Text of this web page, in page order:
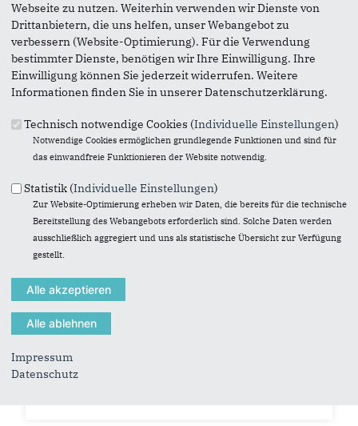
18.06.2020
CDU will vielfältige Hilfen für
Selbständige und Betriebe
Die CDU-Fraktion im Gemeinderat hat vielfältige
können uns eine Vielzahl Initiativen vorstellen,
um...
Webseite zu nutzen. Weiterhin verwenden wir Dienste von
Drittanbietern, die uns helfen, unser Webangebot zu
verbessern (Website-Optimierung). Für die Verwendung
bestimmter Dienste, benötigen wir Ihre Einwilligung. Ihre
Einwilligung können Sie jederzeit widerrufen. Weitere
Informationen finden Sie in unserer Datenschutzerklärung.
Technisch notwendige Cookies (Individuelle Einstellungen)
Notwendige Cookies ermöglichen grundlegende Funktionen und sind für
das einwandfreie Funktionieren der Website notwendig.
Statistik (Individuelle Einstellungen)
Zur Website-Optimierung erheben wir Daten, die bereits für die technische
Bereitstellung des Webangebots erforderlich sind. Solche Daten werden
ausschließlich aggregiert und uns als statistische Übersicht zur Verfügung
gestellt.
Impressum
Datenschutz